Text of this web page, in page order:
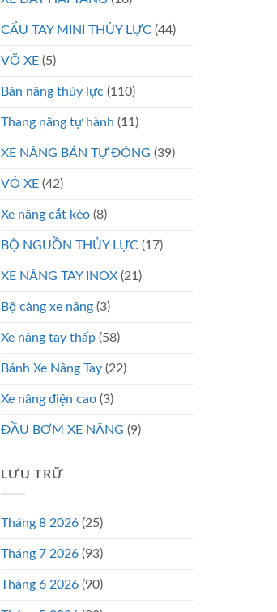
CẨU TAY MINI THỦY LỰC (44)
VÕ XE (5)
Bàn nâng thủy lực (110)
Thang nâng tự hành (11)
XE NÂNG BÁN TỰ ĐỘNG (39)
VỎ XE (42)
Xe nâng cắt kéo (8)
BỘ NGUỒN THỦY LỰC (17)
XE NÂNG TAY INOX (21)
Bộ càng xe nâng (3)
Xe nâng tay thấp (58)
Bánh Xe Nâng Tay (22)
Xe nâng điện cao (3)
ĐẦU BƠM XE NÂNG (9)
LƯU TRỮ
Tháng 8 2026 (25)
Tháng 7 2026 (93)
Tháng 6 2026 (90)